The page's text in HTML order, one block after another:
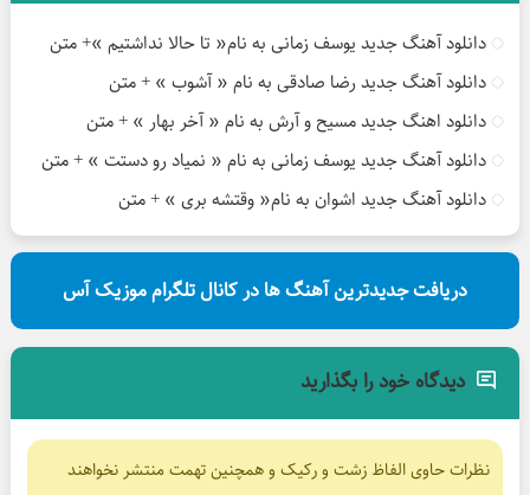
دانلود آهنگ جدید یوسف زمانی به نام« تا حالا نداشتیم »+ متن
دانلود آهنگ جدید رضا صادقی به نام « آشوب » + متن
دانلود اهنگ جدید مسیح و آرش به نام « آخر بهار » + متن
دانلود آهنگ جدید یوسف زمانی به نام « نمیاد رو دستت » + متن
دانلود آهنگ جدید اشوان به نام« وقتشه بری » + متن
دریافت جدیدترین آهنگ ها در کانال تلگرام موزیک آس
دیدگاه خود را بگذارید
نظرات حاوی الفاظ زشت و رکیک و همچنین تهمت منتشر نخواهند